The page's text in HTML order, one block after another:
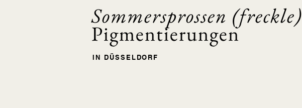
Sommersprossen (freckle)
Pigmentierungen
IN DÜSSELDORF